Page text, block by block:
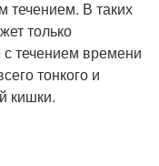
течением. В таких
только
течением времени
тонкого и
кишки.